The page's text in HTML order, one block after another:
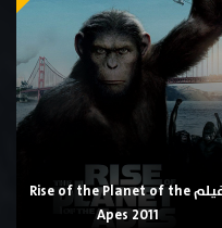
فيلم Rise of the Planet of the
Apes 2011